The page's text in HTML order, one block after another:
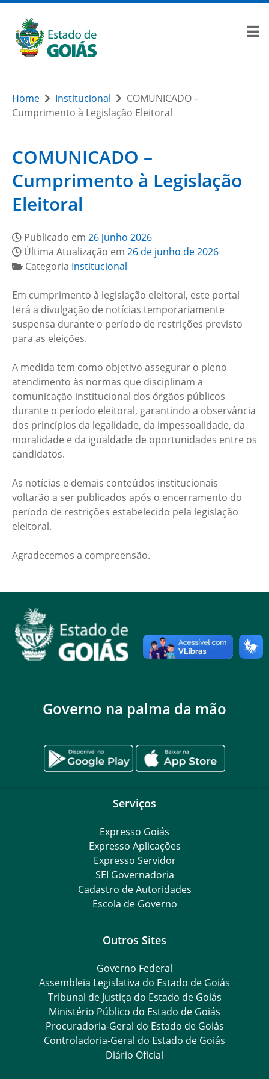
Home Institucional
COMUNICADO –
Cumprimento à Legislação Eleitoral
COMUNICADO –
Cumprimento à Legislação
Eleitoral
Publicado em 26 junho 2026
Última Atualização em 26 de junho de 2026
Categoria Institucional
Em cumprimento à legislação eleitoral, este portal
terá a divulgação de notícias temporariamente
suspensa durante o período de restrições previsto
para as eleições.
A medida tem como objetivo assegurar o pleno
atendimento às normas que disciplinam a
comunicação institucional dos órgãos públicos
durante o período eleitoral, garantindo a observância
dos princípios da legalidade, da impessoalidade, da
moralidade e da igualdade de oportunidades entre os
candidatos.
As notícias e demais conteúdos institucionais
voltarão a ser publicados após o encerramento do
período de restrições estabelecido pela legislação
eleitoral.
Agradecemos a compreensão.
Governo na palma da mão
Serviços
Expresso Goiás
Expresso Aplicações
Expresso Servidor
SEI Governadoria
Cadastro de Autoridades
Escola de Governo
Outros Sites
Governo Federal
Assembleia Legislativa do Estado de Goiás
Tribunal de Justiça do Estado de Goiás
Ministério Público do Estado de Goiás
Procuradoria-Geral do Estado de Goiás
Controladoria-Geral do Estado de Goiás
Diário Oficial